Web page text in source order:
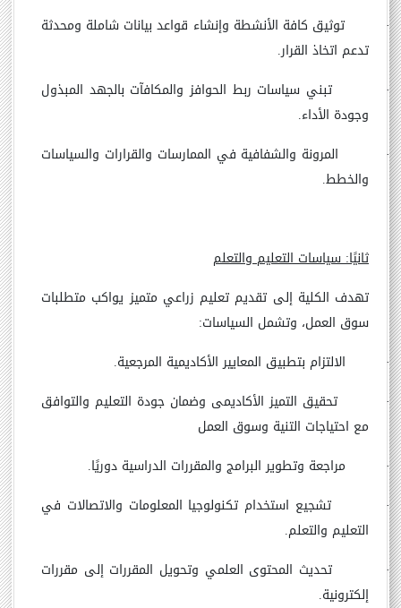
·
توثيق كافة الأنشطة وإنشاء قواعد بيانات شاملة ومحدثة
تدعم اتخاذ القرار.
·
تبني سياسات ربط الحوافز والمكافآت بالجهد المبذول
وجودة الأداء.
·
المرونة والشفافية في الممارسات والقرارات والسياسات
والخطط.
ثانيًا: سياسات التعليم والتعلم
تهدف الكلية إلى تقديم تعليم زراعي متميز يواكب متطلبات
سوق العمل، وتشمل السياسات:
·
الالتزام بتطبيق المعايير الأكاديمية المرجعية.
·
تحقيق التميز الأكاديمى وضمان جودة التعليم والتوافق
مع احتياجات التنية وسوق العمل
·
مراجعة وتطوير البرامج والمقررات الدراسية دوريًا.
·
تشجيع استخدام تكنولوجيا المعلومات والاتصالات في
التعليم والتعلم.
·
تحديث المحتوى العلمي وتحويل المقررات إلى مقررات
إلكترونية.